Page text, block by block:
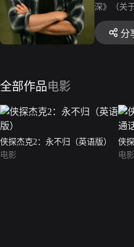
深》（关
影片《光
员》成绩
分
全部作品电影
侠探杰克2：永不归（英语版）
电影
侠
版）
电影